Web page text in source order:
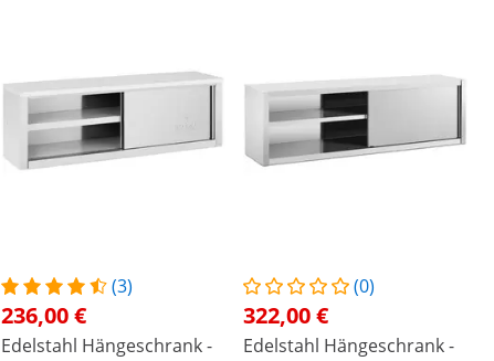
(3)
236,00 €
Edelstahl Hängeschrank -
(0)
322,00 €
Edelstahl Hängeschrank -